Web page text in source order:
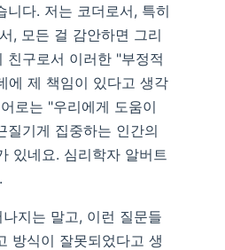
니다. 저는 코더로서, 특히
, 모든 걸 감안하면 그리
친구로서 이러한 "부정적
에 제 책임이 있다고 생각
로는 "우리에게 도움이
질기게 집중하는 인간의
있네요. 심리학자 알버트
지는 말고, 이런 질문들
방식이 잘못되었다고 생